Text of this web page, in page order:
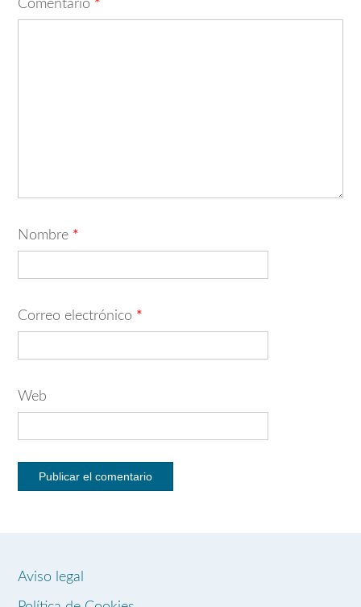
Comentario *
Nombre *
Correo electrónico *
Web
Aviso legal